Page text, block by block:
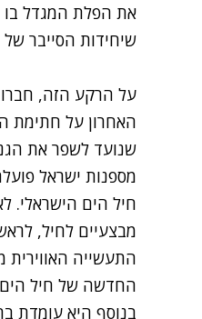
את הפלת המגדל בו
שיחידות הסייבר
על הרקע הזה,
האחרון על חתימת
שנועד לשפר את
חיל הים הישראלי.
מבצעיים לחיל, לראשונה
התעשייה
החדשה של חיל
בנוסף היא עומדת